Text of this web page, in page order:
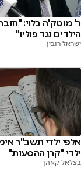
ר' מוטק'ה בלוי:
הילדים נגד פוליו"
ישראל רובין
אלפי ילדי תשב"ר
ילדי "קרן ההסעות"
בצלאל קאהן